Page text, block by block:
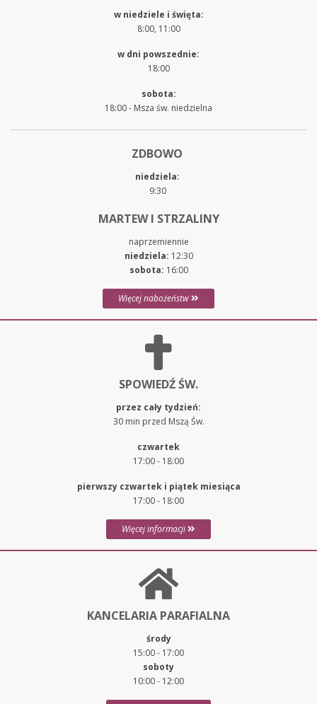
w niedziele i święta:
8:00, 11:00
w dni powszednie:
18:00
sobota:
18:00 - Msza św. niedzielna
ZDBOWO
niedziela:
9:30
MARTEW I STRZALINY
naprzemiennie
niedziela: 12:30
sobota: 16:00
Więcej nabożeństw
SPOWIEDŹ ŚW.
przez cały tydzień:
30 min przed Mszą Św.
czwartek
17:00 - 18:00
pierwszy czwartek i piątek miesiąca
17:00 - 18:00
Więcej informacji
KANCELARIA PARAFIALNA
środy
15:00 - 17:00
soboty
10:00 - 12:00